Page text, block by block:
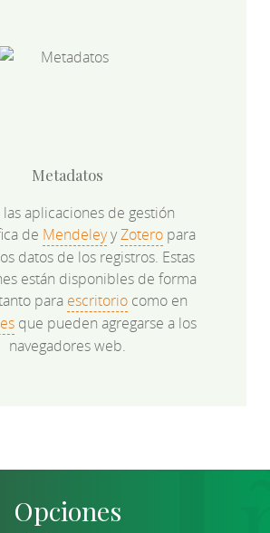
Metadatos
aplicaciones de gestión
de MendeleyyZoteropara
datos de los registros. Estas
están disponibles de forma
para escritorio como en
que pueden agregarse a los
navegadores web.
Opciones